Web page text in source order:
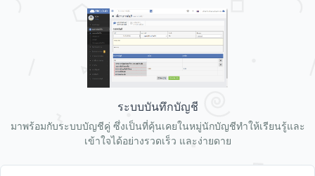
ระบบบันทึกบัญชี
มาพร้อมกับระบบบัญชีคู่ ซึ่งเป็นที่คุ้นเคยในหมู่นักบัญชีทำให้เรียนรู้และ
เข้าใจได้อย่างรวดเร็ว และง่ายดาย